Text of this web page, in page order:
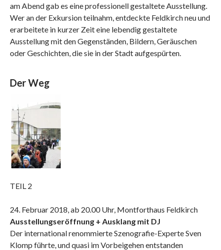
am Abend gab es eine professionell gestaltete Ausstellung.
Wer an der Exkursion teilnahm, entdeckte Feldkirch neu und
erarbeitete in kurzer Zeit eine lebendig gestaltete
Ausstellung mit den Gegenständen, Bildern, Geräuschen
oder Geschichten, die sie in der Stadt aufgespürten.
Der Weg
TEIL 2
24. Februar 2018, ab 20.00 Uhr, Montforthaus Feldkirch
Ausstellungseröffnung + Ausklang mit DJ
Der international renommierte Szenografie-Experte Sven
Klomp führte, und quasi im Vorbeigehen entstanden